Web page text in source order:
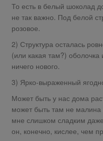
То есть в белый шоколад
не так важно. Под белой
розовое.
2) Структура осталась
(или какая там?) оболочка
ничего нового.
3) Ярко-выраженный
Может быть у нас дома
может быть там не малина
мне слишком сладким
он, конечно, кислее, чем